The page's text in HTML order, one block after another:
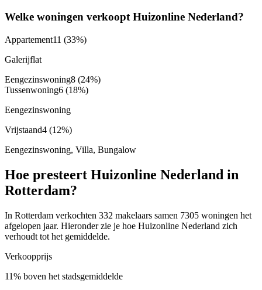
Welke woningen verkoopt Huizonline Nederland?
Appartement11 (33%)
Galerijflat
Eengezinswoning8 (24%)
Tussenwoning6 (18%)
Eengezinswoning
Vrijstaand4 (12%)
Eengezinswoning, Villa, Bungalow
Hoe presteert Huizonline Nederland in
Rotterdam?
In Rotterdam verkochten 332 makelaars samen 7305 woningen het
afgelopen jaar. Hieronder zie je hoe Huizonline Nederland zich
verhoudt tot het gemiddelde.
Verkoopprijs
11% boven het stadsgemiddelde